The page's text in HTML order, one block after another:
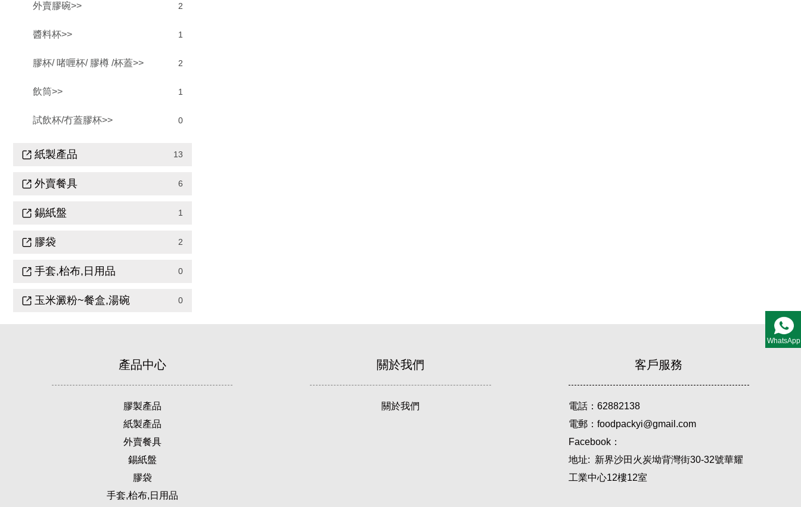
外賣膠碗>> 2
醬料杯>> 1
膠杯/ 啫喱杯/ 膠樽 /杯蓋>> 2
飲筒>> 1
試飲杯/冇蓋膠杯>> 0
紙製產品 13
外賣餐具 6
錫紙盤 1
膠袋 2
手套,枱布,日用品 0
玉米澱粉~餐盒,湯碗 0
產品中心
膠製產品
紙製產品
外賣餐具
錫紙盤
膠袋
手套,枱布,日用品
關於我們
關於我們
客戶服務
電話：62882138
電郵：foodpackyi@gmail.com
Facebook：
地址: 新界沙田火炭坳背灣街30-32號華耀
工業中心12樓12室
WhatsApp